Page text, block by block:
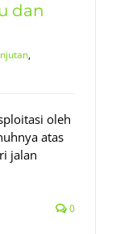
dan
,
oleh
atas
jalan
0